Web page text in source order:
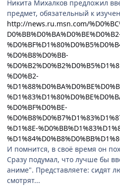
Никита Михалков предложил
предмет, обязательный к
http://news.ru.msn.com/
%D0%B8%D0%BB-
%D0%B2-
%D0%BF%D0%BE-
%D1%8E-
И помнится, в своё время он
Сразу подумал, что лучше бы
аниме". Представляете: сидят
смотрят...